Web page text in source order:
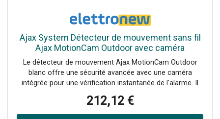
Ajax System Détecteur de mouvement sans fil
Ajax MotionCam Outdoor avec caméra
Le détecteur de mouvement Ajax MotionCam Outdoor
blanc offre une sécurité avancée avec une caméra
intégrée pour une vérification instantanée de l'alarme. Il
périmètre et envoie une série de photos animées, évitant
ainsi les fausses alarmes et les interventions inutiles :
212,12 €